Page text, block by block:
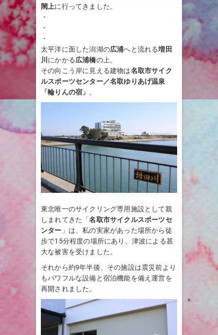
閖上に行ってきました。
・
・
・
太平洋に面した潟湖の広浦へと流れる増田
川 にかかる広浦橋の上。
その向こう岸に見える建物は名取市サイク
ルスポーツセンター／名取ゆりあげ温泉
「輪りんの宿」 。
東北唯一のサイクリング専用施設として親
しまれてきた「名取市サイクルスポーツセ
ンター 」は、私の実家があった場所から徒
歩で15分程度の場所にあり、津波による甚
大な被害を受けました。
それから約9年半後、その施設は震災前より
もパワフルな設備と宿泊機能を備え運営を
再開されました。